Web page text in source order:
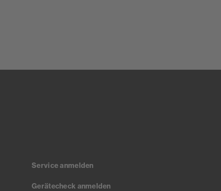
Service anmelden
Gerätecheck anmelden